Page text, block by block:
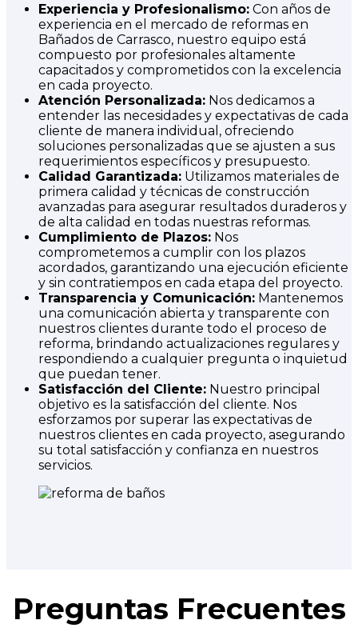
Experiencia y Profesionalismo: Con años de
experiencia en el mercado de reformas en
Bañados de Carrasco, nuestro equipo está
compuesto por profesionales altamente
capacitados y comprometidos con la excelencia
en cada proyecto.
Atención Personalizada: Nos dedicamos a
entender las necesidades y expectativas de cada
cliente de manera individual, ofreciendo
soluciones personalizadas que se ajusten a sus
requerimientos específicos y presupuesto.
Calidad Garantizada: Utilizamos materiales de
primera calidad y técnicas de construcción
avanzadas para asegurar resultados duraderos y
de alta calidad en todas nuestras reformas.
Cumplimiento de Plazos: Nos
comprometemos a cumplir con los plazos
acordados, garantizando una ejecución eficiente
y sin contratiempos en cada etapa del proyecto.
Transparencia y Comunicación: Mantenemos
una comunicación abierta y transparente con
nuestros clientes durante todo el proceso de
reforma, brindando actualizaciones regulares y
respondiendo a cualquier pregunta o inquietud
que puedan tener.
Satisfacción del Cliente: Nuestro principal
objetivo es la satisfacción del cliente. Nos
esforzamos por superar las expectativas de
nuestros clientes en cada proyecto, asegurando
su total satisfacción y confianza en nuestros
servicios.
Preguntas Frecuentes